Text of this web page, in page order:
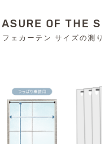
OF THE
フェカーテン サイズの測